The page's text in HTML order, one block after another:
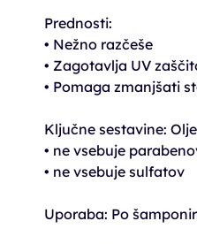
Prednosti:
• Nežno razčeše
• Zagotavlja UV
• Pomaga zmanjšati
Ključne sestavine:
• ne vsebuje
• ne vsebuje sulfatov
Uporaba: Po